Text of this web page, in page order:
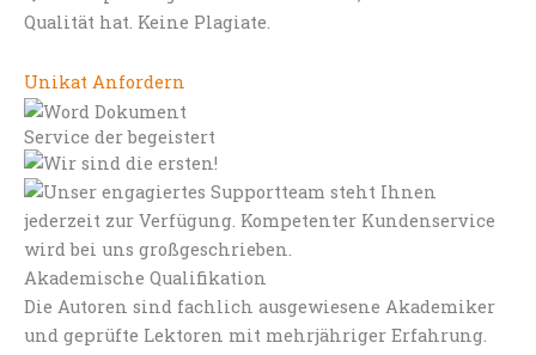
Qualität hat. Keine Plagiate.
Unikat Anfordern
Service der begeistert
Akademische Qualifikation
Die Autoren sind fachlich ausgewiesene Akademiker
und geprüfte Lektoren mit mehrjähriger Erfahrung.